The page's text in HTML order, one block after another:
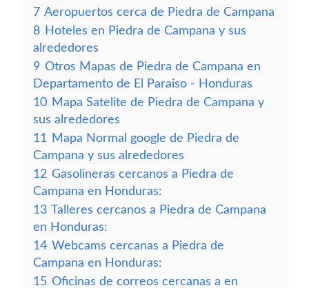
7 Aeropuertos cerca de Piedra de Campana
8 Hoteles en Piedra de Campana y sus
alrededores
9 Otros Mapas de Piedra de Campana en
Departamento de El Paraiso - Honduras
10 Mapa Satelite de Piedra de Campana y
sus alrededores
11
Mapa Normal google de Piedra de
Campana y sus alrededores
12 Gasolineras cercanos a Piedra de
Campana en Honduras:
13 Talleres cercanos a Piedra de Campana
en Honduras:
14 Webcams cercanas a Piedra de
Campana en Honduras:
15 Oficinas de correos cercanas a en